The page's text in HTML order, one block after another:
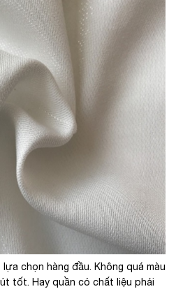
chọn hàng đầu. Không quá màu
tốt. Hay quần có chất liệu phải